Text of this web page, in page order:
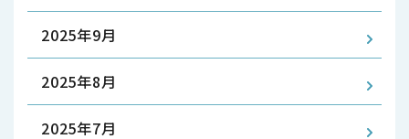
2025年9月
2025年8月
2025年7月